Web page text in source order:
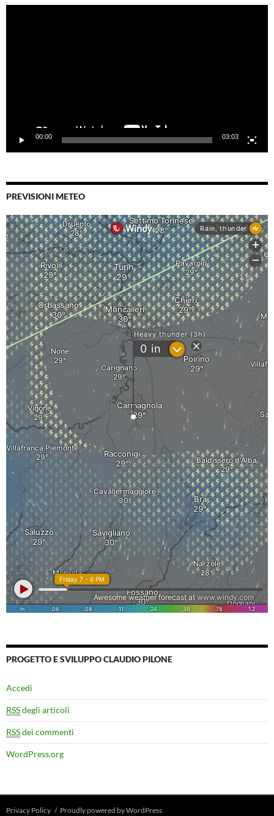
00:00 03:03
PREVISIONI METEO
PROGETTO E SVILUPPO CLAUDIO PILONE
Accedi
RSSdegli articoli
RSSdei commenti
WordPress.org
Privacy Policy Proudly powered by WordPress